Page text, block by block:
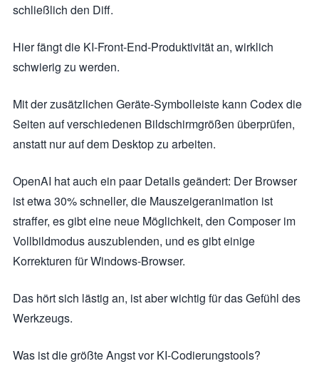
schließlich den Diff.
Hier fängt die KI-Front-End-Produktivität an, wirklich
schwierig zu werden.
Mit der zusätzlichen Geräte-Symbolleiste kann Codex die
Seiten auf verschiedenen Bildschirmgrößen überprüfen,
anstatt nur auf dem Desktop zu arbeiten.
OpenAI hat auch ein paar Details geändert: Der Browser
ist etwa 30% schneller, die Mauszeigeranimation ist
straffer, es gibt eine neue Möglichkeit, den Composer im
Vollbildmodus auszublenden, und es gibt einige
Korrekturen für Windows-Browser.
Das hört sich lästig an, ist aber wichtig für das Gefühl des
Werkzeugs.
Was ist die größte Angst vor KI-Codierungstools?